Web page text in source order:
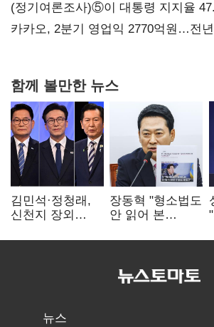
보내
(정기여론조사)⑤이 대통령 지지율
만에 다시 40%대
카카오, 2분기 영업익 2770억원…전
함께 볼만한 뉴스
김민석·정청래,
신천지 장외
"호남 계몽 규탄"
장동혁 "형소법도
안 읽어 본
속도로 무너질
뉴스